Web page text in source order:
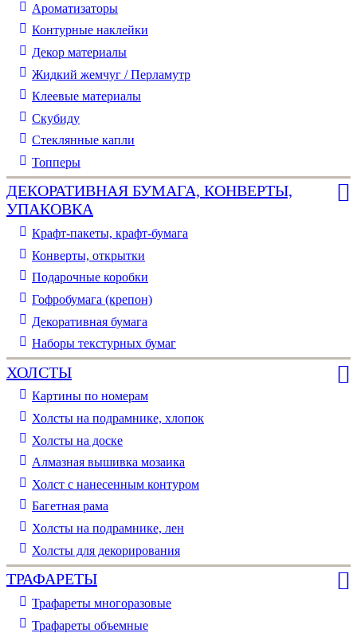
Ароматизаторы
Контурные наклейки
Декор материалы
Жидкий жемчуг / Перламутр
Клеевые материалы
Скубиду
Стеклянные капли
Топперы
ДЕКОРАТИВНАЯ БУМАГА, КОНВЕРТЫ,
УПАКОВКА
Крафт-пакеты, крафт-бумага
Конверты, открытки
Подарочные коробки
Гофробумага (крепон)
Декоративная бумага
Наборы текстурных бумаг
ХОЛСТЫ
Картины по номерам
Холсты на подрамнике, хлопок
Холсты на доске
Алмазная вышивка мозаика
Холст с нанесенным контуром
Багетная рама
Холсты на подрамнике, лен
Холсты для декорирования
ТРАФАРЕТЫ
Трафареты многоразовые
Трафареты объемные